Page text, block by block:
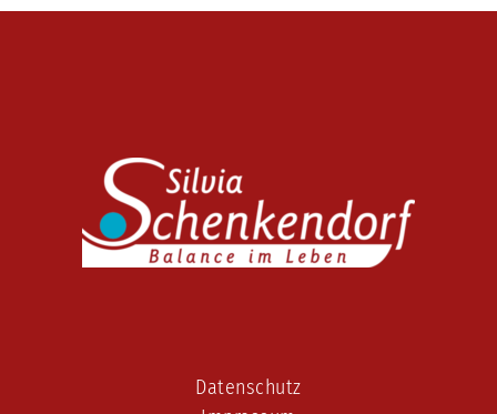
Datenschutz